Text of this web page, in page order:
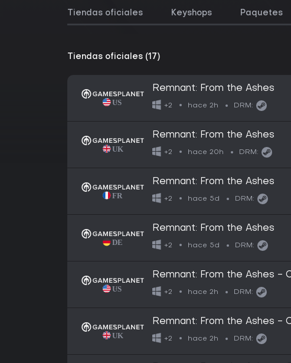
Tiendas oficiales Keyshops Paquetes
Tiendas oficiales (17)
Remnant: From the Ashes
+2 hace 2h DRM:
Remnant: From the Ashes
+2 hace 20h DRM:
Remnant: From the Ashes
+2 hace 5d DRM:
Remnant: From the Ashes
+2 hace 5d DRM:
Remnant: From the Ashes -
+2 hace 2h DRM:
Remnant: From the Ashes -
+2 hace 2h DRM: